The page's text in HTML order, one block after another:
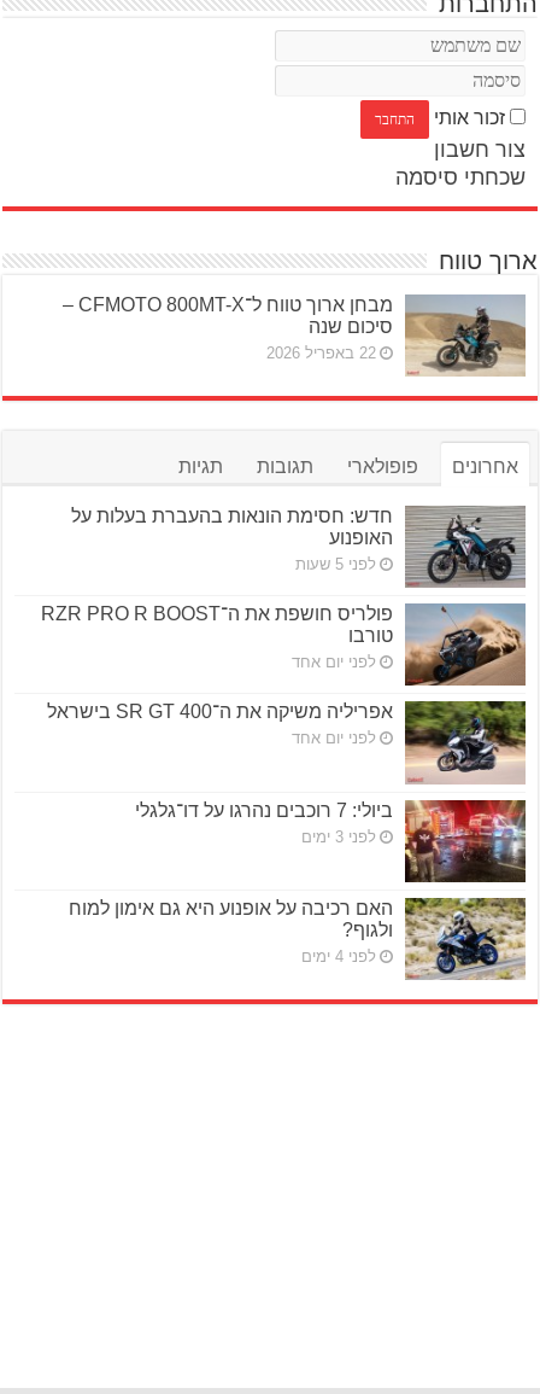
זכור אותי
צור חשבון
שכחתי סיסמה
ארוך טווח
מבחן ארוך טווח ל־CFMOTO 800MT-X –
סיכום שנה
22 באפריל 2026
אחרונים פופולארי תגובות תגיות
חדש: חסימת הונאות בהעברת בעלות על
האופנוע
לפני 5 שעות
פולריס חושפת את ה־RZR PRO R BOOST
טורבו
לפני יום אחד
אפריליה משיקה את ה־SR GT 400 בישראל
לפני יום אחד
ביולי: 7 רוכבים נהרגו על דו־גלגלי
לפני 3 ימים
האם רכיבה על אופנוע היא גם אימון למוח
ולגוף?
לפני 4 ימים